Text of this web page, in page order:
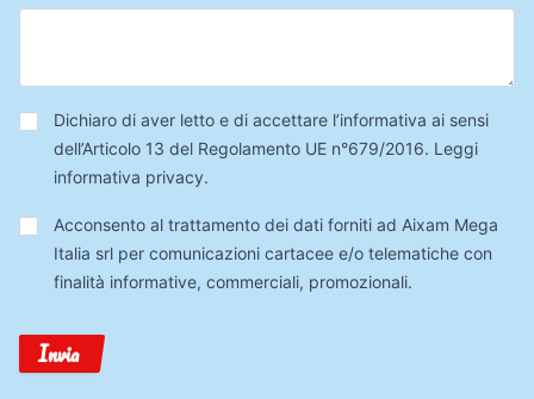
Privacy*
Dichiaro di aver letto e di accettare l’informativa ai sensi
dell’Articolo 13 del Regolamento UE n°679/2016. Leggi
informativa privacy.
Trattamento
Dati
Acconsento al trattamento dei dati forniti ad Aixam Mega
Italia srl per comunicazioni cartacee e/o telematiche con
finalità informative, commerciali, promozionali.
Invia